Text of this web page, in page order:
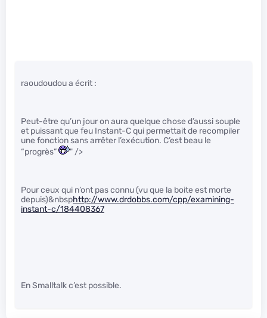
raoudoudou a écrit :
Peut-être qu’un jour on aura quelque chose d’aussi souple
et puissant que feu Instant-C qui permettait de recompiler
une fonction sans arrêter l’exécution. C’est beau le
“progrès”
" />
Pour ceux qui n’ont pas connu (vu que la boite est morte
depuis)&nbsphttp://www.drdobbs.com/cpp/examining-
instant-c/184408367
En Smalltalk c’est possible.